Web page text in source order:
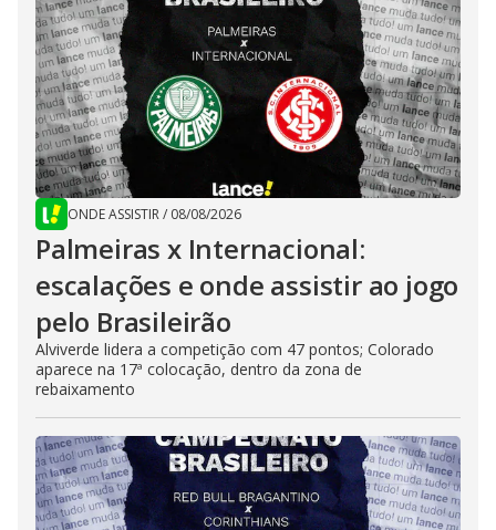
ONDE ASSISTIR/ 08/08/2026
Palmeiras x Internacional:
escalações e onde assistir ao jogo
pelo Brasileirão
Alviverde lidera a competição com 47 pontos; Colorado
aparece na 17ª colocação, dentro da zona de
rebaixamento